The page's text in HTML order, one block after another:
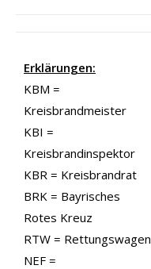
Erklärungen:
KBM =
Kreisbrandmeister
KBI =
Kreisbrandinspektor
KBR = Kreisbrandrat
BRK = Bayrisches
Rotes Kreuz
RTW = Rettungswagen
NEF =